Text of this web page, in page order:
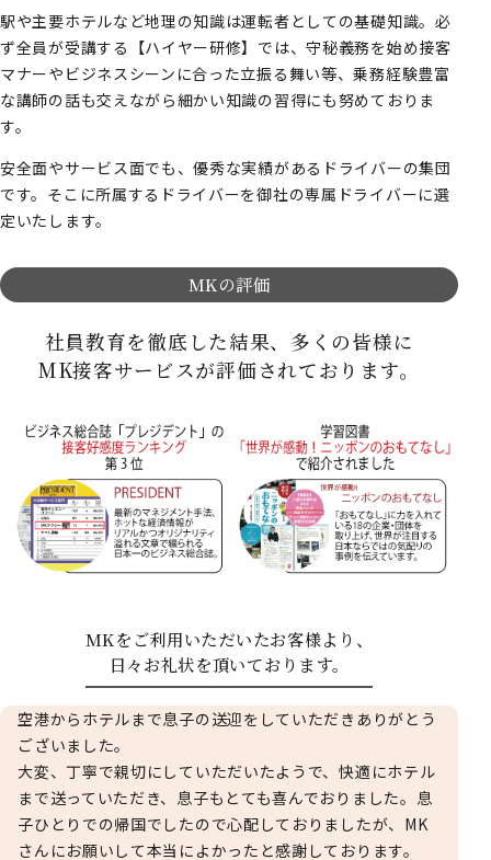
駅や主要ホテルなど地理の知識は運転者としての基礎知識。必
ず全員が受講する【ハイヤー研修】では、守秘義務を始め接客
マナーやビジネスシーンに合った立振る舞い等、乗務経験豊富
な講師の話も交えながら細かい知識の習得にも努めておりま
す。
安全面やサービス面でも、優秀な実績があるドライバーの集団
です。そこに所属するドライバーを御社の専属ドライバーに選
定いたします。
MKの評価
社員教育を徹底した結果、多くの皆様に
MK接客サービスが評価されております。
MKをご利用いただいたお客様より、
日々お礼状を頂いております。
空港からホテルまで息子の送迎をしていただきありがとう
ございました。
大変、丁寧で親切にしていただいたようで、快適にホテル
まで送っていただき、息子もとても喜んでおりました。息
子ひとりでの帰国でしたので心配しておりましたが、MK
さんにお願いして本当によかったと感謝しております。